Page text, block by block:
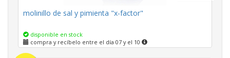
molinillo de sal y pimienta "x-factor"
disponible en stock
compra y recíbelo entre el día 07 y el 10